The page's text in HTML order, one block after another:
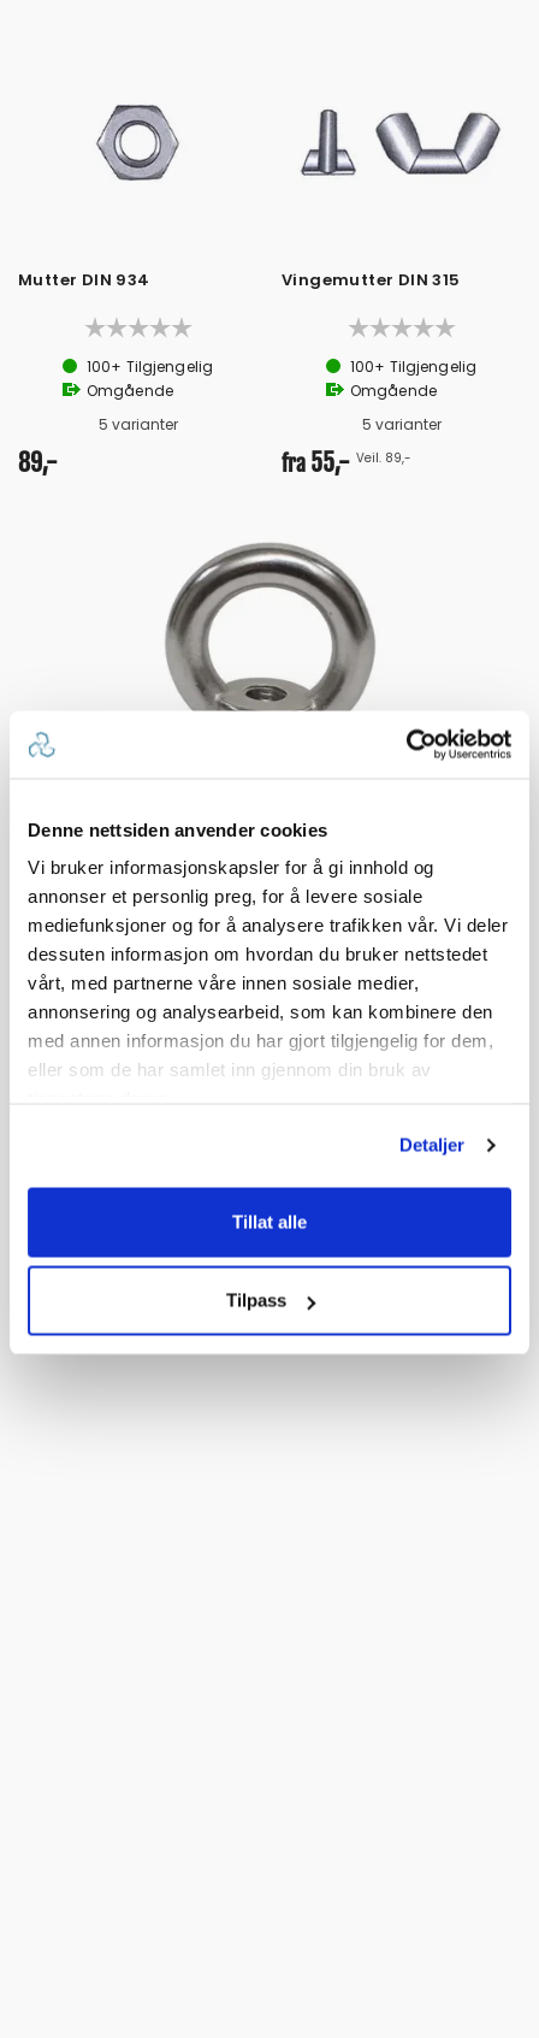
Denne nettsiden anvender cookies
Vi bruker informasjonskapsler for å gi innhold og
annonser et personlig preg, for å levere sosiale
mediefunksjoner og for å analysere trafikken vår. Vi deler
dessuten informasjon om hvordan du bruker nettstedet
vårt, med partnerne våre innen sosiale medier,
annonsering og analysearbeid, som kan kombinere den
med annen informasjon du har gjort tilgjengelig for dem,
eller som de har samlet inn gjennom din bruk av
Detaljer
Tillat alle
Tilpass
Mutter DIN 934
100+ Tilgjengelig
Omgående
5 varianter
89,-
Vingemutter DIN 315
100+ Tilgjengelig
Omgående
5 varianter
fra 55,- Veil. 89,-
Karakter: (9)
100+Tilgjengelig
Omgående
5 varianter
29,- Veil. 39,-